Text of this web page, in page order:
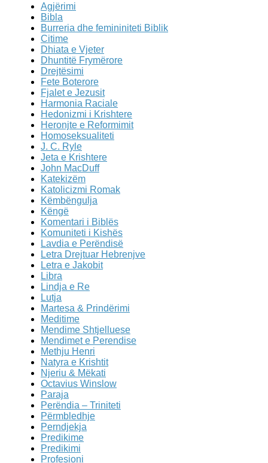
Agjërimi
Bibla
Burreria dhe femininiteti Biblik
Citime
Dhiata e Vjeter
Dhuntitë Frymërore
Drejtësimi
Fete Boterore
Fjalet e Jezusit
Harmonia Raciale
Hedonizmi i Krishtere
Heronjte e Reformimit
Homoseksualiteti
J. C. Ryle
Jeta e Krishtere
John MacDuff
Katekizëm
Katolicizmi Romak
Këmbëngulja
Këngë
Komentari i Biblës
Komuniteti i Kishës
Lavdia e Perëndisë
Letra Drejtuar Hebrenjve
Letra e Jakobit
Libra
Lindja e Re
Lutja
Martesa & Prindërimi
Meditime
Mendime Shtjelluese
Mendimet e Perendise
Methju Henri
Natyra e Krishtit
Njeriu & Mëkati
Octavius Winslow
Paraja
Perëndia – Triniteti
Përmbledhje
Perndjekja
Predikime
Predikimi
Profesioni